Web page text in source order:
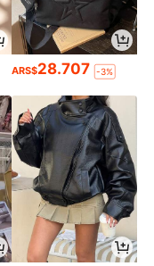
ARS$28.707 -3%